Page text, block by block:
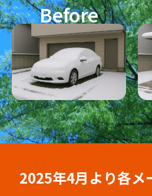
Before
2025年4月より各メ